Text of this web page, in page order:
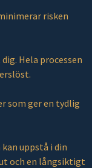
risken
Hela processen
som ger en tydlig
uppstå i din
och en långsiktigt